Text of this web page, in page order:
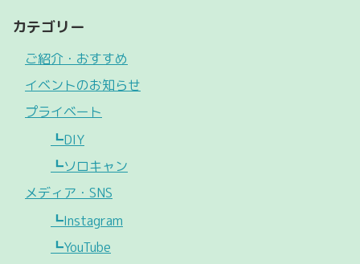
カテゴリー
ご紹介・おすすめ
イベントのお知らせ
プライベート
┗DIY
┗ソロキャン
メディア・SNS
┗Instagram
┗YouTube